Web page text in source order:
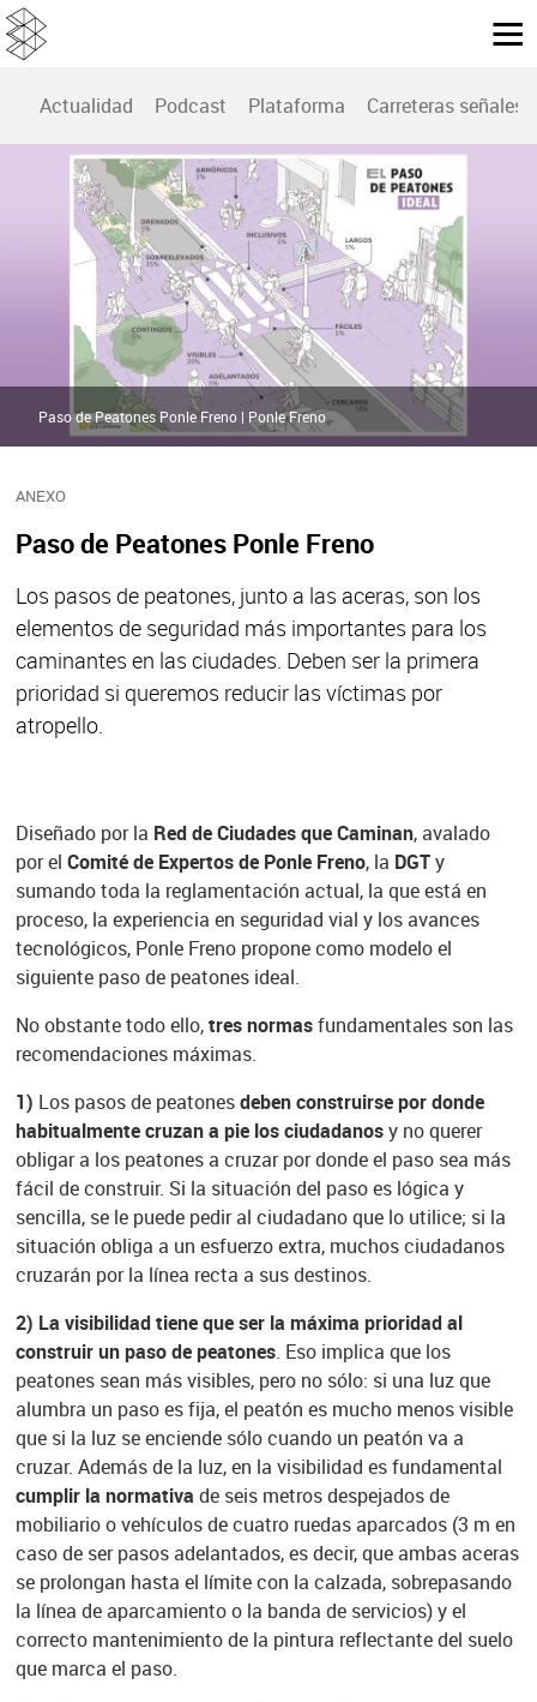
Actualidad Podcast Plataforma Carreteras señales
ANEXO
Paso de Peatones Ponle Freno
Los pasos de peatones, junto a las aceras, son los
elementos de seguridad más importantes para los
caminantes en las ciudades. Deben ser la primera
prioridad si queremos reducir las víctimas por
atropello.
Paso de Peatones Ponle Freno | Ponle Freno
Diseñado por la Red de Ciudades que Caminan, avalado
por el Comité de Expertos de Ponle Freno, la DGTy
sumando toda la reglamentación actual, la que está en
proceso, la experiencia en seguridad vial y los avances
tecnológicos, Ponle Freno propone como modelo el
siguiente paso de peatones ideal.
No obstante todo ello,tres normasfundamentales son las
recomendaciones máximas.
1) Los pasos de peatonesdeben construirse por donde
habitualmente cruzan a pie los ciudadanosy no querer
obligar a los peatones a cruzar por donde el paso sea más
fácil de construir. Si la situación del paso es lógica y
sencilla, se le puede pedir al ciudadano que lo utilice; si la
situación obliga a un esfuerzo extra, muchos ciudadanos
cruzarán por la línea recta a sus destinos.
2) La visibilidad tiene que ser la máxima prioridad al
construir un paso de peatones. Eso implica que los
peatones sean más visibles, pero no sólo: si una luz que
alumbra un paso es fija, el peatón es mucho menos visible
que si la luz se enciende sólo cuando un peatón va a
cruzar. Además de la luz, en la visibilidad es fundamental
cumplir la normativa de seis metros despejados de
mobiliario o vehículos de cuatro ruedas aparcados (3 m en
caso de ser pasos adelantados, es decir, que ambas aceras
se prolongan hasta el límite con la calzada, sobrepasando
la línea de aparcamiento o la banda de servicios) y el
correcto mantenimiento de la pintura reflectante del suelo
que marca el paso.